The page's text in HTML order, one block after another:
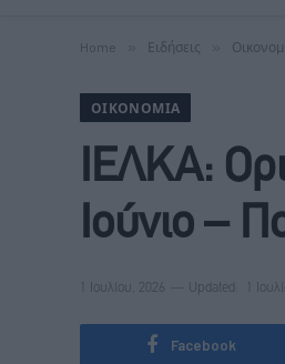
Home Ειδήσεις
ΟΙΚΟΝΟΜΊΑ
ΙΕΛΚΑ:
Ιούνιο –
1 Ιουλίου, 2026 Updated: 1
Facebook